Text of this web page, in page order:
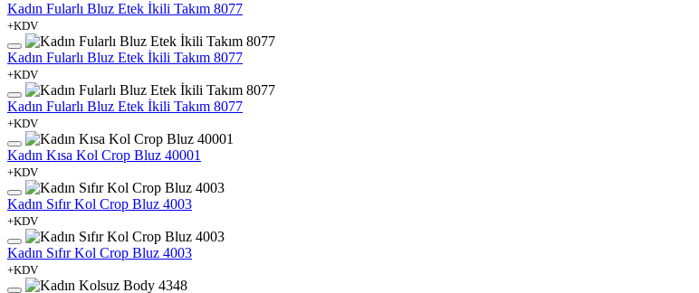
Kadın Fularlı Bluz Etek İkili Takım 8077
+KDV
Kadın Fularlı Bluz Etek İkili Takım 8077
+KDV
Kadın Fularlı Bluz Etek İkili Takım 8077
+KDV
Kadın Kısa Kol Crop Bluz 40001
+KDV
Kadın Sıfır Kol Crop Bluz 4003
+KDV
Kadın Sıfır Kol Crop Bluz 4003
+KDV